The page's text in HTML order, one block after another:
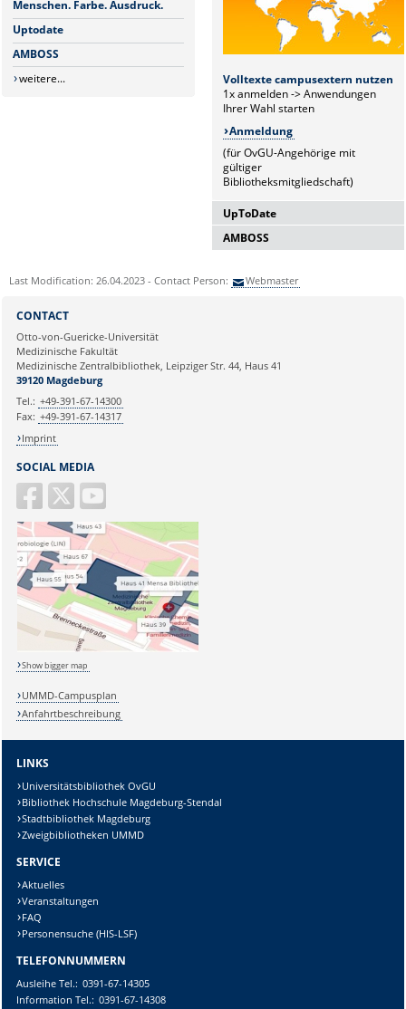
Menschen. Farbe. Ausdruck.
Uptodate
AMBOSS
weitere...
UpToDate
AMBOSS
Lizenziert bis 31.12.2028
Volltexte campusextern nutzen
1x anmelden -> Anwendungen
Ihrer Wahl starten
Anmeldung
(für OvGU-Angehörige mit
gültiger
Bibliotheksmitgliedschaft)
Last Modification: 26.04.2023 - Contact Person: Webmaster
SOCIAL MEDIA
CONTACT
Otto-von-Guericke-Universität
Medizinische Fakultät
Medizinische Zentralbibliothek, Leipziger Str. 44, Haus 41
39120 Magdeburg
Tel.: +49-391-67-14300
Fax: +49-391-67-14317
Imprint
Show bigger map
UMMD-Campusplan
Anfahrtbeschreibung
LINKS
Universitätsbibliothek OvGU
Bibliothek Hochschule Magdeburg-Stendal
Stadtbibliothek Magdeburg
Zweigbibliotheken UMMD
SERVICE
Aktuelles
Veranstaltungen
FAQ
Personensuche (HIS-LSF)
TELEFONNUMMERN
AusleiheTel.: 0391-67-14305
Information Tel.: 0391-67-14308